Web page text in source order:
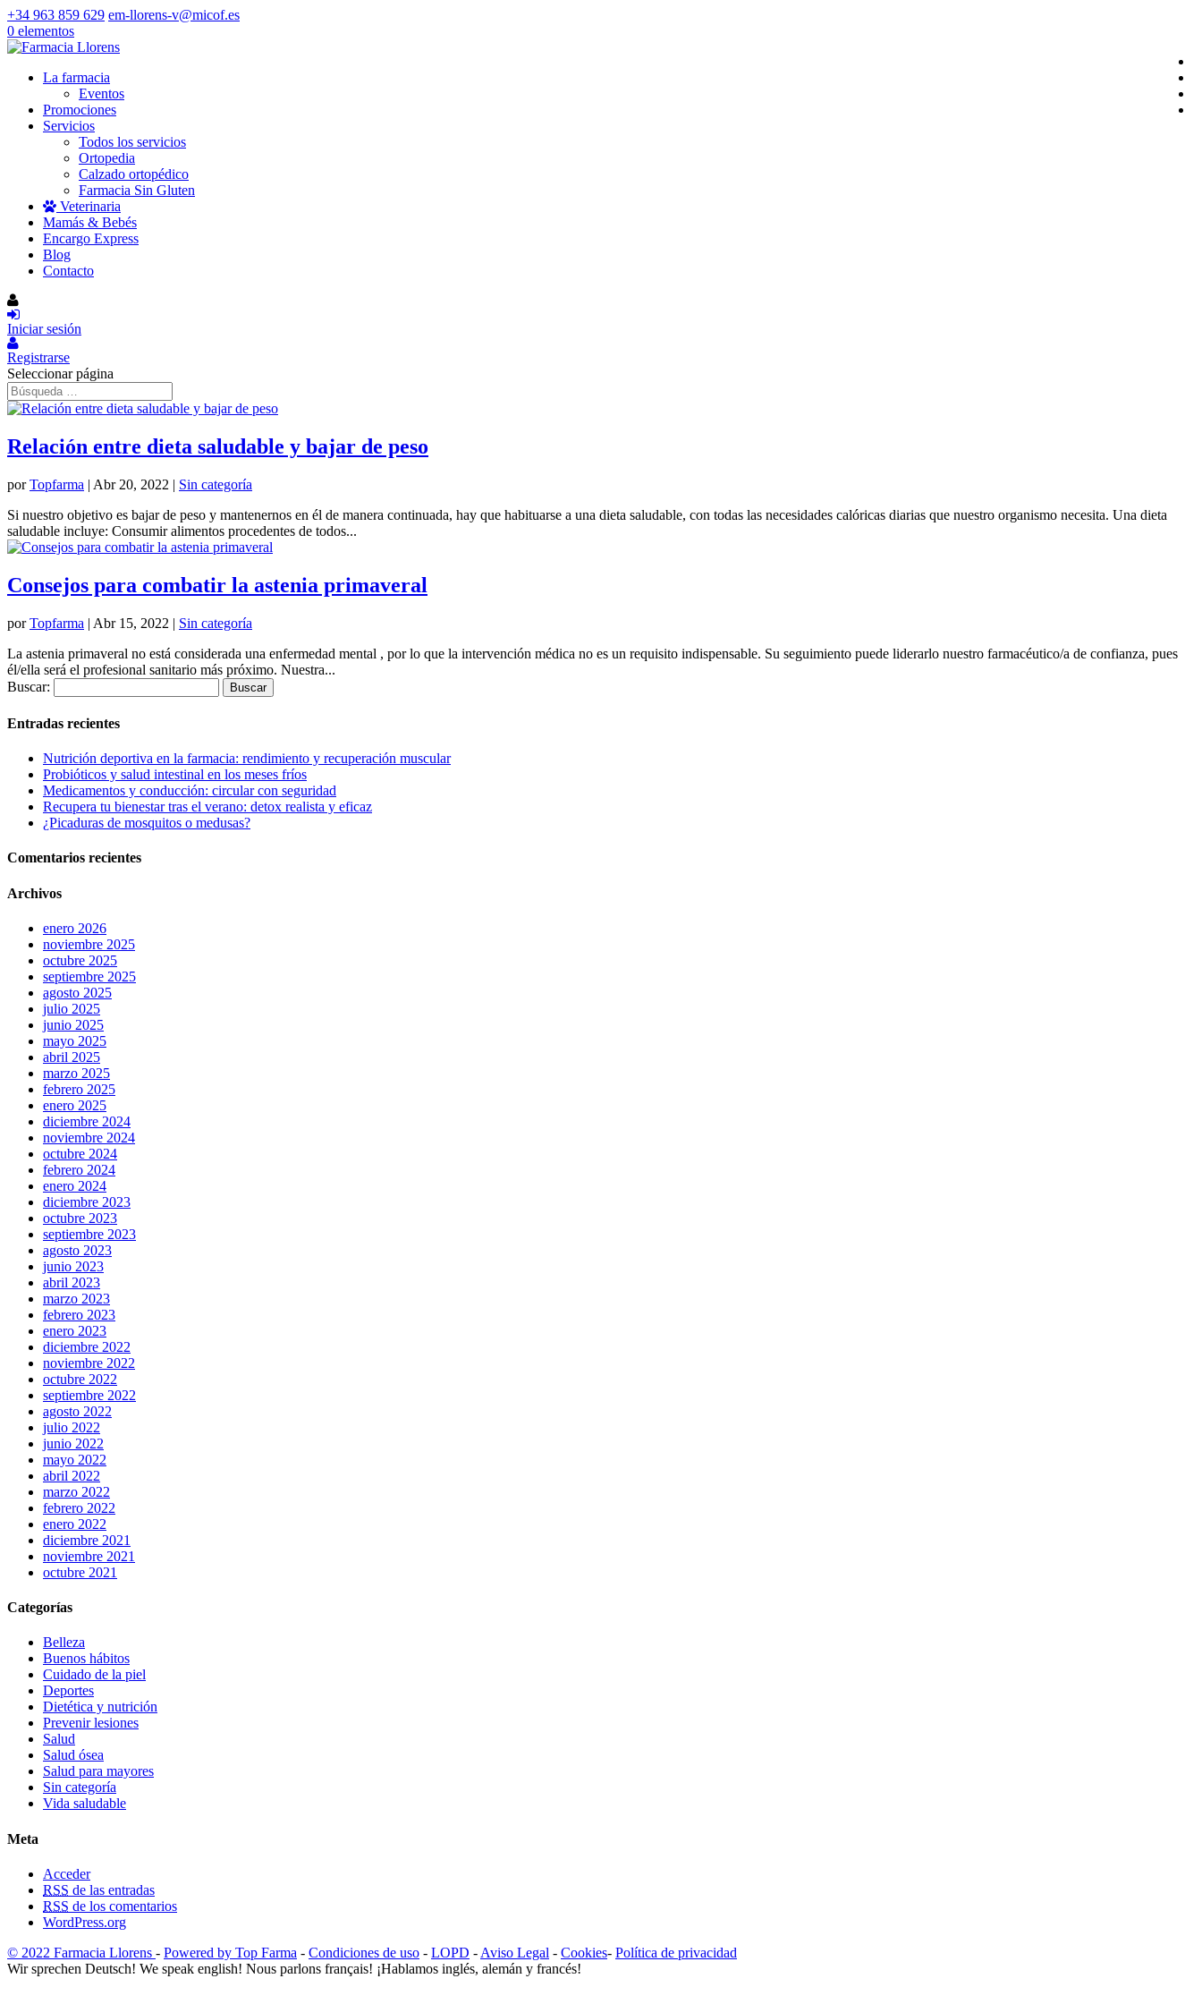
+34 963 859 629 em-llorens-v@micof.es
0 elementos
La farmacia
Eventos
Promociones
Servicios
Todos los servicios
Ortopedia
Calzado ortopédico
Farmacia Sin Gluten
Veterinaria
Mamás & Bebés
Encargo Express
Blog
Contacto
Iniciar sesión
Registrarse
Seleccionar página
Relación entre dieta saludable y bajar de peso
porTopfarma | Abr 20, 2022 | Sin categoría
Si nuestro objetivo es bajar de peso y mantenernos en él de manera continuada, hay que habituarse a una dieta saludable, con todas las necesidades calóricas diarias que nuestro organismo necesita. Una dieta
saludable incluye: Consumir alimentos procedentes de todos...
Consejos para combatir la astenia primaveral
porTopfarma | Abr 15, 2022 | Sin categoría
La astenia primaveral no está considerada una enfermedad mental , por lo que la intervención médica no es un requisito indispensable. Su seguimiento puede liderarlo nuestro farmacéutico/a de confianza, pues
él/ella será el profesional sanitario más próximo. Nuestra...
Buscar:
Entradas recientes
Nutrición deportiva en la farmacia: rendimiento y recuperación muscular
Probióticos y salud intestinal en los meses fríos
Medicamentos y conducción: circular con seguridad
Recupera tu bienestar tras el verano: detox realista y eficaz
¿Picaduras de mosquitos o medusas?
Comentarios recientes
Archivos
enero 2026
noviembre 2025
octubre 2025
septiembre 2025
agosto 2025
julio 2025
junio 2025
mayo 2025
abril 2025
marzo 2025
febrero 2025
enero 2025
diciembre 2024
noviembre 2024
octubre 2024
febrero 2024
enero 2024
diciembre 2023
octubre 2023
septiembre 2023
agosto 2023
junio 2023
abril 2023
marzo 2023
febrero 2023
enero 2023
diciembre 2022
noviembre 2022
octubre 2022
septiembre 2022
agosto 2022
julio 2022
junio 2022
mayo 2022
abril 2022
marzo 2022
febrero 2022
enero 2022
diciembre 2021
noviembre 2021
octubre 2021
Categorías
Belleza
Buenos hábitos
Cuidado de la piel
Deportes
Dietética y nutrición
Prevenir lesiones
Salud
Salud ósea
Salud para mayores
Sin categoría
Vida saludable
Meta
Acceder
RSS de las entradas
RSS de los comentarios
WordPress.org
© 2022 Farmacia Llorens - Powered by Top Farma - Condiciones de uso - LOPD - Aviso Legal - Cookies- Política de privacidad
Wir sprechen Deutsch! We speak english! Nous parlons français! ¡Hablamos inglés, alemán y francés!